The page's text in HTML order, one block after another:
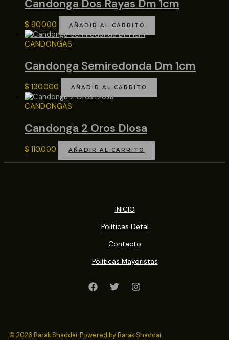
Candonga Dos Rayas Dm 1cm
$ 90.000 AÑADIR AL CARRITO
CANDONGAS
Candonga Semiredonda Dm 1cm
$ 130.000 AÑADIR AL CARRITO
CANDONGAS
Candonga 2 Oros Diosa
$ 110.000 AÑADIR AL CARRITO
INICIO
Políticas Detal
Contacto
Políticas Mayoristas
© 2026 Barak Shaddai. Powered by Barak Shaddai